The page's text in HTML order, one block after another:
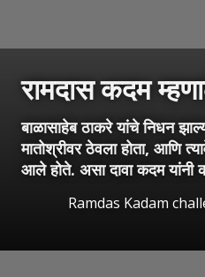
रामदास कदम
बाळासाहेब ठाकरे यांचे निधन
मातोश्रीवर ठेवला होता, आणि
आले होते. असा दावा कदम
Ramdas Kadam